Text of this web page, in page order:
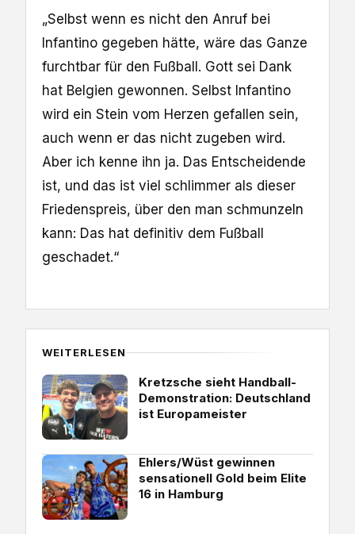
„Selbst wenn es nicht den Anruf bei
Infantino gegeben hätte, wäre das Ganze
furchtbar für den Fußball. Gott sei Dank
hat Belgien gewonnen. Selbst Infantino
wird ein Stein vom Herzen gefallen sein,
auch wenn er das nicht zugeben wird.
Aber ich kenne ihn ja. Das Entscheidende
ist, und das ist viel schlimmer als dieser
Friedenspreis, über den man schmunzeln
kann: Das hat definitiv dem Fußball
geschadet.“
WEITERLESEN
Kretzsche sieht Handball-
Demonstration: Deutschland
ist Europameister
Ehlers/Wüst gewinnen
sensationell Gold beim Elite
16 in Hamburg